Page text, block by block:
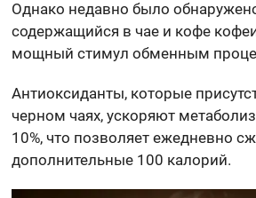
Однако недавно было
содержащийся в чае и кофе
мощный стимул обменным
Антиоксиданты, которые
черном чаях, ускоряют
10%, что позволяет ежедневно
дополнительные 100 калорий.